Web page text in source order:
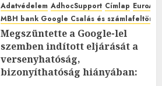
Adatvédelem AdhocSupport Címlap
MBH bank Google Csalás és
Megszüntette a Google-lel
szemben indított eljárását a
versenyhatóság,
bizonyíthatóság hiányában: